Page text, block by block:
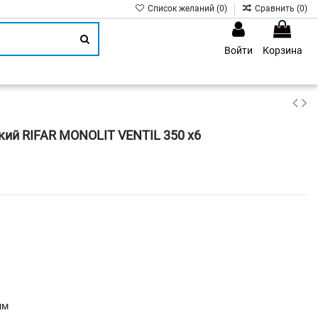
Список желаний (0) Сравнить (0)
Войти
Корзина
RIFAR MONOLIT VENTIL 350 х6